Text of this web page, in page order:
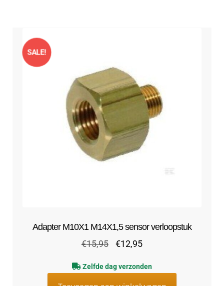
Adapter M10X1 M14X1,5 sensor verloopstuk
SALE!
€15,95
Oorspronkelijke
was:
€12,95Huidige
is:
Zelfde dag verzonden